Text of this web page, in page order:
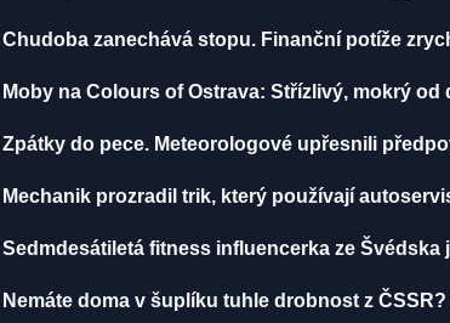
Chudoba zanechává stopu. Finanční potíže
Moby na Colours of Ostrava: Střízlivý, mokrý
Zpátky do pece. Meteorologové upřesnili
Mechanik prozradil trik, který používají
Sedmdesátiletá fitness influencerka ze
Nemáte doma v šuplíku tuhle drobnost z